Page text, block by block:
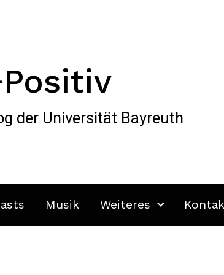
der Universität Bayreuth
Musik Weiteres